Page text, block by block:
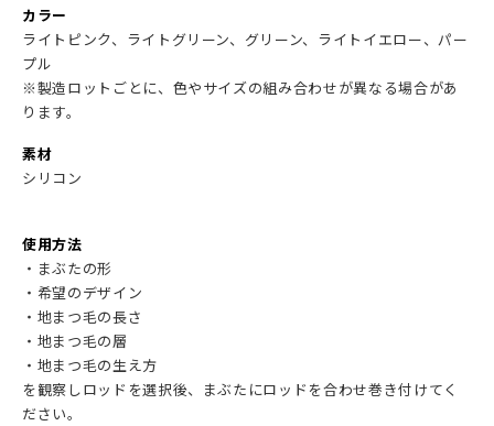
カラー
ライトピンク、ライトグリーン、グリーン、ライトイエロー、パー
プル
※製造ロットごとに、色やサイズの組み合わせが異なる場合があ
ります。
素材
シリコン
使用方法
・まぶたの形
・希望のデザイン
・地まつ毛の長さ
・地まつ毛の層
・地まつ毛の生え方
を観察しロッドを選択後、まぶたにロッドを合わせ巻き付けてく
ださい。